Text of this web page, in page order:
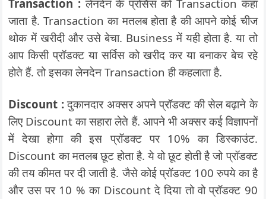
Transaction : लेनदेन के प्रोसैस को Transaction कहा
जाता है. Transaction का मतलब होता है की आपने कोई चीज
थोक में खरीदी और उसे बेचा. Business में यही होता है. या तो
आप किसी प्रॉडक्ट या सर्विस को खरीद कर या बनाकर बेच रहे
होते हैं. तो इसका लेनदेन Transaction ही कहलाता है.
Discount :दुकानदार अक्सर अपने प्रॉडक्ट की सेल बढ़ाने के
लिए Discount का सहारा लेते हैं. आपने भी अक्सर कई विज्ञापनों
में देखा होगा की इस प्रॉडक्ट पर 10% का डिस्काउंट.
Discount का मतलब छूट होता है. ये वो छूट होती है जो प्रॉडक्ट
की तय कीमत पर दी जाती है. जैसे कोई प्रॉडक्ट 100 रुपये का है
और उस पर 10 % का Discount दे दिया तो वो प्रॉडक्ट 90